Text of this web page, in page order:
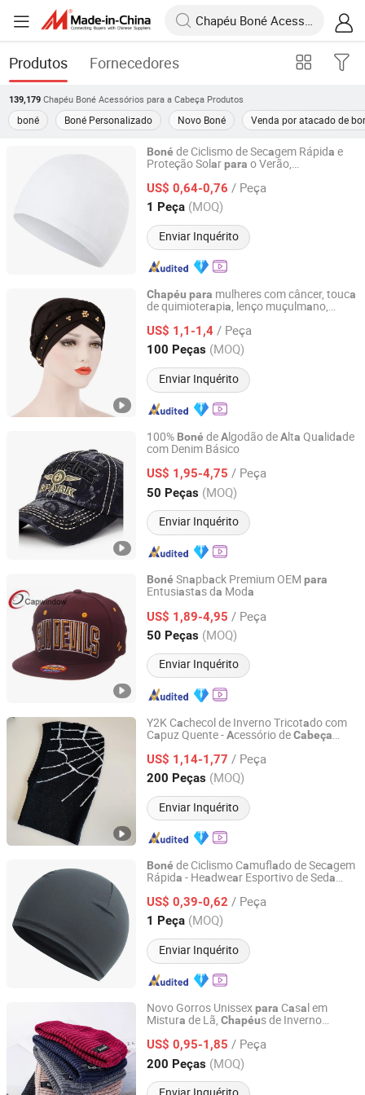
Produtos Fornecedores
139,179 Chapéu Boné Acessórios para a Cabeça Produtos
boné Boné Personalizado Novo Boné Venda por atacado de
Boné de Ciclismo de Secagem Rápida e
Proteção Solarpara o Verão,
Chapéude Seda Gelada
Esportivo
US$ 0,64-0,76 / Peça
1 Peça (MOQ)
Enviar Inquérito
Colpoint Technology Limited
Desde 2022
Chapéu para mulheres com câncer, touca
de quimioterapia, lenço muçulmano,
vestuário islâmico, ár
US$ 1,1-1,4 / Peça
100 Peças (MOQ)
Enviar Inquérito
Market Union Co. Ltd.
Zhejiang, China Desde 2010
100% Boné deAlgodão deAlta Qualidade
com Denim Básico
US$ 1,95-4,75 / Peça
50 Peças (MOQ)
Enviar Inquérito
Capwindow International Co., Ltd.
Guangdong, China Desde 2005
Boné Snapback Premium OEM para
Entusiastas da Moda
US$ 1,89-4,95 / Peça
50 Peças (MOQ)
Enviar Inquérito
Capwindow International Co., Ltd.
Guangdong, China Desde 2005
Y2K Cachecol de Inverno Tricotado com
Capuz Quente -Acessório deCabeça
US$ 1,14-1,77 / Peça
200 Peças (MOQ)
Enviar Inquérito
Ningbo Yinzhou Tianjie Industrial Co., Ltd.
Zhejiang, China Desde 2023
Boné de Ciclismo Camuflado de Secagem
Rápida - Headwear Esportivo de Seda
US$ 0,39-0,62 / Peça
1 Peça (MOQ)
Enviar Inquérito
Colpoint Technology Limited
Guangdong, China Desde 2022
Novo Gorros Unissexpara Casal em
Mistura de Lã, Chapéus de Inverno
Espessurade Pela gem,
Cabeça
US$ 0,95-1,85 / Peça
200 Peças (MOQ)
Jurong Moji International Co., Ltd.
Jiangsu, China Desde 2022